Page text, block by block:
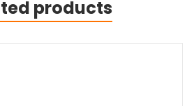
products